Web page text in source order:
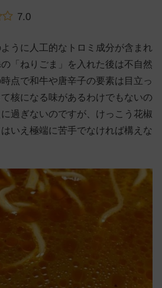
7.0
うに人工的なトロミ成分が含まれ
「ねりごま」を入れた後は不自然
点で和牛や唐辛子の要素は目立っ
核になる味があるわけでもないの
過ぎないのですが、けっこう花椒
いえ極端に苦手でなければ構えな